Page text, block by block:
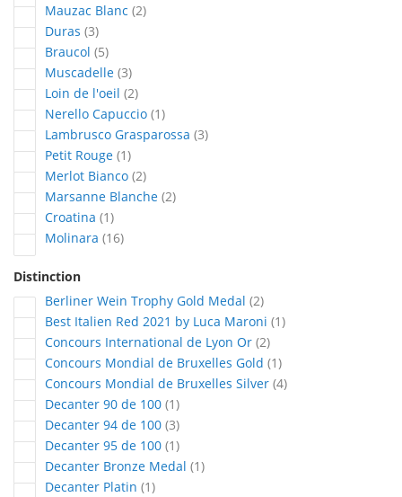
Mauzac Blanc 2articles
Duras 3articles
Braucol 5articles
Muscadelle 3articles
Loin de l'oeil 2articles
Nerello Capuccio 1article
Lambrusco Grasparossa 3articles
Petit Rouge 1article
Merlot Bianco 2articles
Marsanne Blanche 2articles
Croatina 1article
Molinara 16articles
Distinction
Berliner Wein Trophy Gold Medal 2articles
Best Italien Red 2021 by Luca Maroni 1article
Concours International de Lyon Or 2articles
Concours Mondial de Bruxelles Gold 1article
Concours Mondial de Bruxelles Silver 4articles
Decanter 90 de 100 1article
Decanter 94 de 100 3articles
Decanter 95 de 100 1article
Decanter Bronze Medal 1article
Decanter Platin 1article